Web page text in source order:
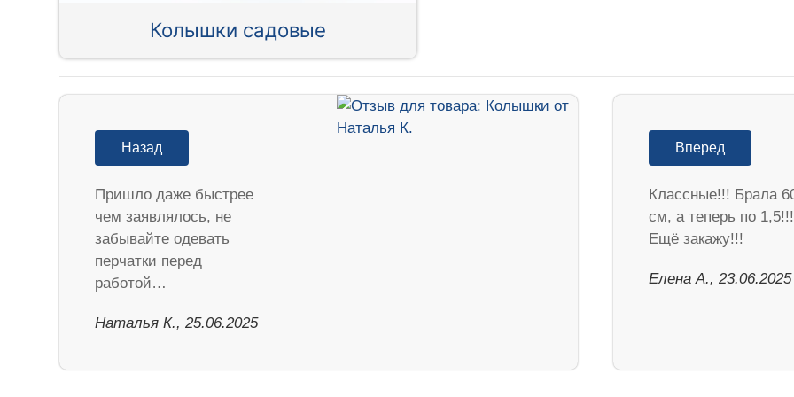
Колышки садовые
Назад
Пришло даже быстрее
чем заявлялось, не
забывайте одевать
перчатки перед
работой…
Наталья К., 25.06.2025
Вперед
Классные!!! Брала
см, а теперь по 1,5!!!
Ещё закажу!!!
Елена А., 23.06.2025